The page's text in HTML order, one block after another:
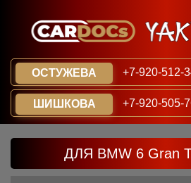
ОСТУЖЕВА +7-920-512-
ШИШКОВА +7-920-505-
ДЛЯ BMW 6 Gran